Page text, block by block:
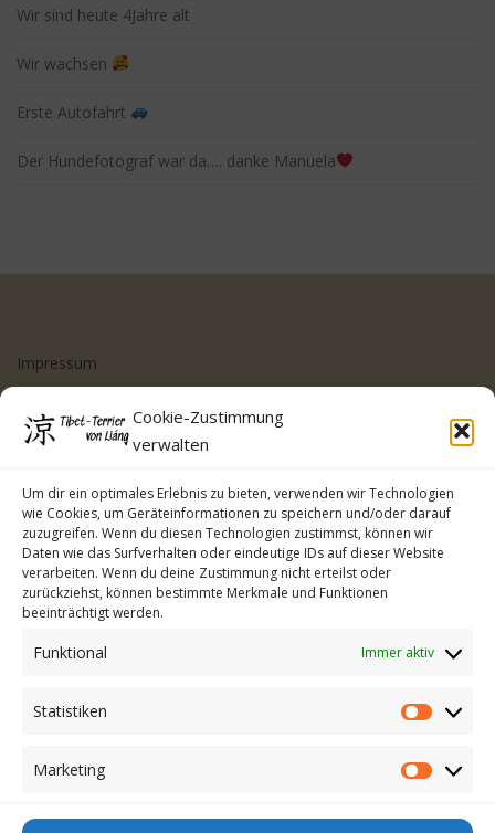
Cookie-Zustimmung
verwalten
Um dir ein optimales Erlebnis zu bieten, verwenden wir Technologien
wie Cookies, um Geräteinformationen zu speichern und/oder darauf
zuzugreifen. Wenn du diesen Technologien zustimmst, können wir
Daten wie das Surfverhalten oder eindeutige IDs auf dieser Website
verarbeiten. Wenn du deine Zustimmung nicht erteilst oder
zurückziehst, können bestimmte Merkmale und Funktionen
beeinträchtigt werden.
Funktional Immer aktiv
Statistiken
Marketing
Wir sind heute 4Jahre alt
Wir wachsen
Erste Autofahrt
Der Hundefotograf war da…. danke Manuela
Impressum
Cookie-Richtlinie (EU)